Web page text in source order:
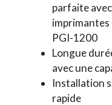
parfaite
imprimantes
PGI-1200
Longue
avec une
Installation
rapide